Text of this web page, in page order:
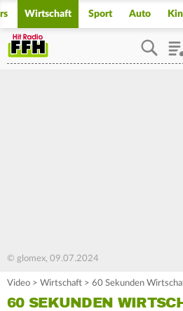
Wirtschaft Sport Auto
© glomex, 09.07.2024
Video > Wirtschaft > 60 Sekunden
60 SEKUNDEN